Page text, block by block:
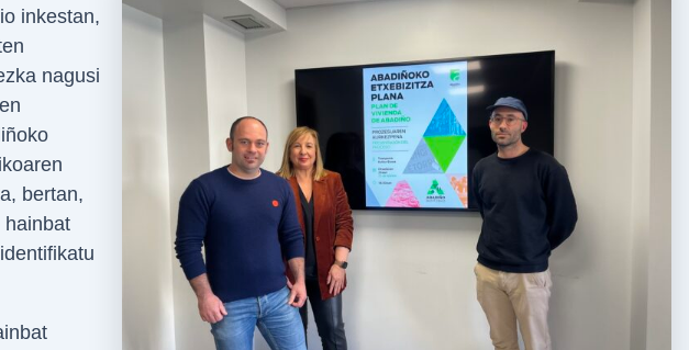
inkestan,
nagusi
bertan,
hainbat